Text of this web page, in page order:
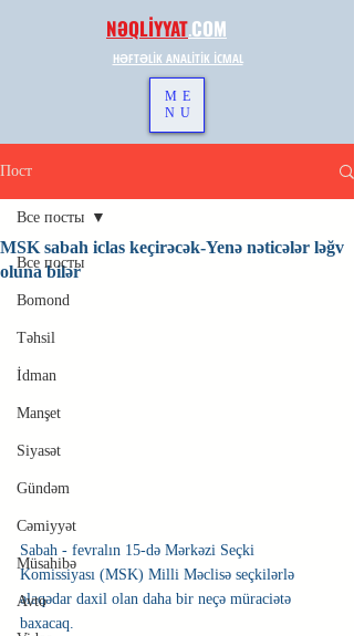
NƏQLİYYAT.COM
HƏFTƏLİK ANALİTİK İCMAL
ME
NU
Пост
Все посты
Bomond
Təhsil
İdman
Manşet
Siyasət
Gündəm
Cəmiyyət
Müsahibə
Avto
Все посты
MSK sabah iclas keçirəcək-Yenə nəticələr ləğv
oluna bilər
Sabah - fevralın 15-də Mərkəzi Seçki
Komissiyası (MSK) Milli Məclisə seçkilərlə
əlaqədar daxil olan daha bir neçə müraciətə
baxacaq.